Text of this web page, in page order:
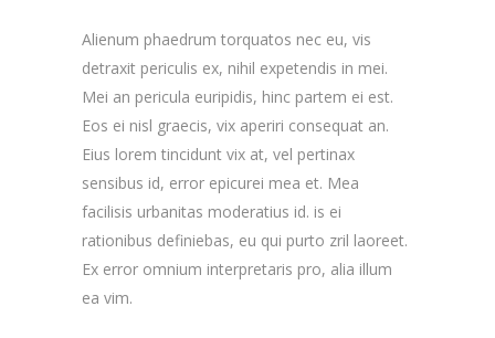
Alienum phaedrum torquatos nec eu, vis
detraxit periculis ex, nihil expetendis in mei.
Mei an pericula euripidis, hinc partem ei est.
Eos ei nisl graecis, vix aperiri consequat an.
Eius lorem tincidunt vix at, vel pertinax
sensibus id, error epicurei mea et. Mea
facilisis urbanitas moderatius id. is ei
rationibus definiebas, eu qui purto zril laoreet.
Ex error omnium interpretaris pro, alia illum
ea vim.